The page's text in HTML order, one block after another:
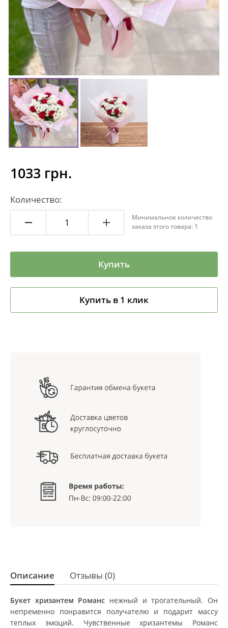
1033 грн.
Количество:
Минимальное количество
заказа этого товара: 1
Купить
Купить в 1 клик
Описание Отзывы (0)
Букет хризантем Романс нежный и трогательный. Он
непременно понравится получателю и подарит массу
теплых эмоций. Чувственные хризантемы Романс